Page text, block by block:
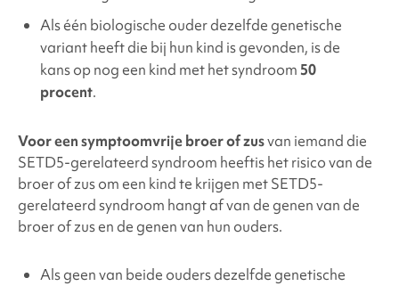
Als één biologische ouder dezelfde genetische
variant heeft die bij hun kind is gevonden, is de
kans op nog een kind met het syndroom 50
procent.
Voor een symptoomvrije broer of zusvan iemand die
SETD5-gerelateerdsyndroom heeftis het risico van de
broer of zus om een kind te krijgen met SETD5-
gerelateerdsyndroom hangt af van de genen van de
broer of zus en de genen van hun ouders.
Als geen van beide ouders dezelfde genetische